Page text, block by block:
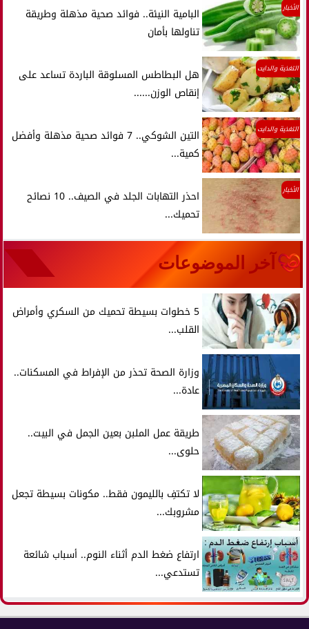
الأخبار
البامية النيئة.. فوائد صحية مذهلة وطريقة
تناولها بأمان
التغذية والدايت
هل البطاطس المسلوقة الباردة تساعد على
إنقاص الوزن......
التغذية والدايت
التين الشوكي.. 7 فوائد صحية مذهلة وأفضل
كمية...
الأخبار
احذر التهابات الجلد في الصيف.. 10 نصائح
تحميك...
آخر الموضوعات
5 خطوات بسيطة تحميك من السكري وأمراض
القلب...
وزارة الصحة تحذر من الإفراط في المسكنات..
عادة...
طريقة عمل الملبن بعين الجمل في البيت..
حلوى...
لا تكتفِ بالليمون فقط.. مكونات بسيطة تجعل
مشروبك...
ارتفاع ضغط الدم أثناء النوم.. أسباب شائعة
تستدعي...